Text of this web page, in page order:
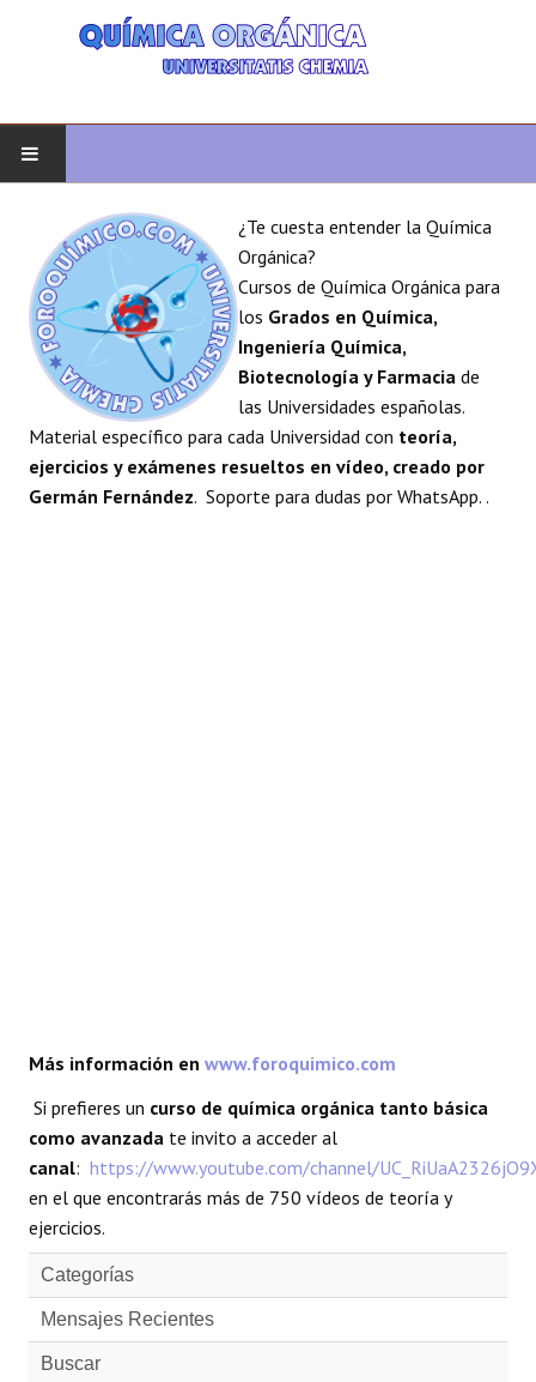
QUÍMICA ORGÁNICA
ORGÁNICA AVANZADA
HETEROCICLOS
SÍNTESIS
ESPECTROSCOPÍA
¿Te cuesta entender la Química
Orgánica?
Cursos de Química Orgánica para
los Grados en Química,
Ingeniería Química,
Biotecnología y Farmacia de
las Universidades españolas.
Material específico para cada Universidad con teoría,
ejercicios y exámenes resueltos en vídeo, creado por
Germán Fernández. Soporte para dudas por WhatsApp. .
Más información en www.foroquimico.com
Si prefieres un curso de química orgánica tanto básica
como avanzada te invito a acceder al
canal: https://www.youtube.com/channel/
en el que encontrarás más de 750 vídeos de teoría y
ejercicios.
Categorías
Mensajes Recientes
Buscar